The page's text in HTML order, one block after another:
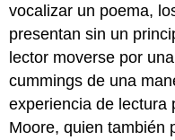
vocalizar un poema,
presentan sin un
lector moverse por
cummings de una
experiencia de lectura
Moore, quien también